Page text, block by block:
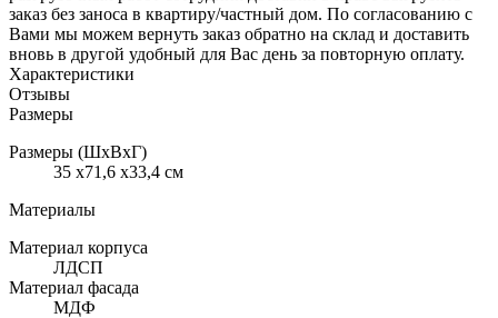
заказ без заноса в квартиру/частный дом. По согласованию с
Вами мы можем вернуть заказ обратно на склад и доставить
вновь в другой удобный для Вас день за повторную оплату.
Характеристики
Отзывы
Размеры
Размеры (ШхВхГ)
35 x71,6 x33,4 см
Материалы
Материал корпуса
ЛДСП
Материал фасада
МДФ